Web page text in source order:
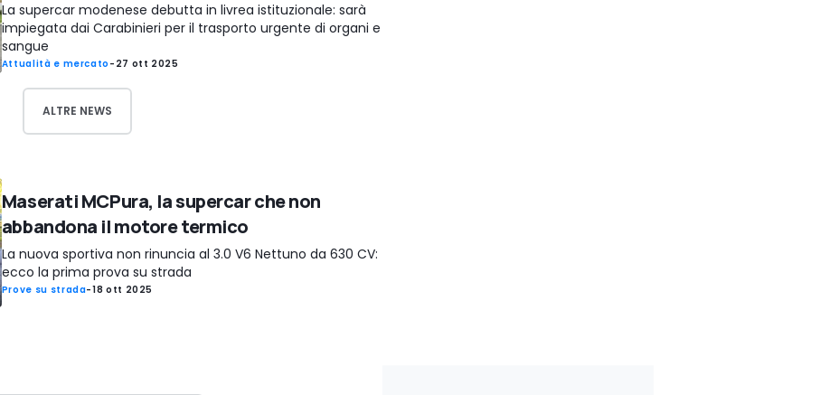
La supercar modenese debutta in livrea istituzionale: sarà
impiegata dai Carabinieri per il trasporto urgente di organi e
sangue
Attualità e mercato - 27 ott 2025
ALTRE NEWS
Maserati MCPura, la supercar che non
abbandona il motore termico
La nuova sportiva non rinuncia al 3.0 V6 Nettuno da 630 CV:
ecco la prima prova su strada
Prove su strada-18 ott 2025